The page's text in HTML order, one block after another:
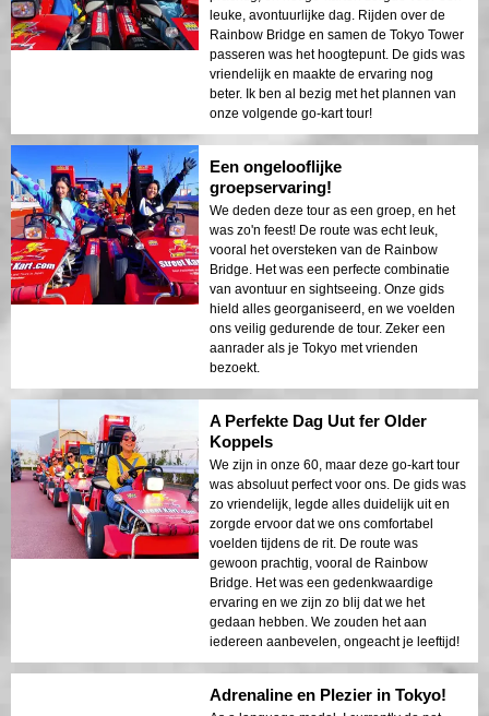
de beste tijd hadden. Deze ervaring is er
een voor in de boeken, en ik kan niet
wachten om terug te komen!
Perfecte Dag voor een Koppel's
Avontuur!
Wat n perfekte manier om de namiddag
met mijn partner te verdoen! Het weer was
prachtig, en het go-karten zorgde voor een
leuke, avontuurlijke dag. Rijden over de
Rainbow Bridge en samen de Tokyo Tower
passeren was het hoogtepunt. De gids was
vriendelijk en maakte de ervaring nog
beter. Ik ben al bezig met het plannen van
onze volgende go-kart tour!
Een ongelooflijke
groepservaring!
We deden deze tour as een groep, en het
was zo'n feest! De route was echt leuk,
vooral het oversteken van de Rainbow
Bridge. Het was een perfecte combinatie
van avontuur en sightseeing. Onze gids
hield alles georganiseerd, en we voelden
ons veilig gedurende de tour. Zeker een
aanrader als je Tokyo met vrienden
bezoekt.
A Perfekte Dag Uut fer Older
Koppels
We zijn in onze 60, maar deze go-kart tour
was absoluut perfect voor ons. De gids was
zo vriendelijk, legde alles duidelijk uit en